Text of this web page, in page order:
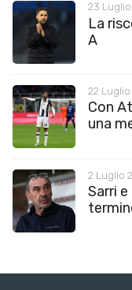
23
La
A
22
Con
una
2 Luglio
Sarri